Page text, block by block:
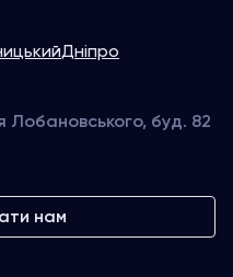
Дніпро
Лобановського, буд. 82
нам